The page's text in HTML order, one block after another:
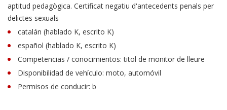
aptitud pedagògica. Certificat negatiu d'antecedents penals per
delictes sexuals
catalán (hablado K, escrito K)
español (hablado K, escrito K)
Competencias / conocimientos: titol de monitor de lleure
Disponibilidad de vehículo: moto, automóvil
Permisos de conducir: b